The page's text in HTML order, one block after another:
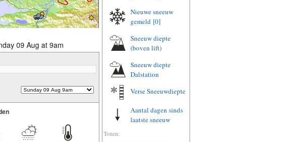
09 Aug at 9am
Nieuwe sneeuw
gemeld [0]
Sneeuw diepte
(boven lift)
Sneeuw diepte
Dalstation
Verse Sneeuwdiepte
Aantal dagen sinds
laatste sneeuw
Tonen: